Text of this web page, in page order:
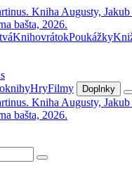
KnihovrátokPoukážky
HryFilmy Doplnky